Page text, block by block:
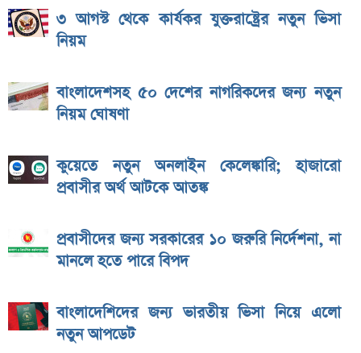
৩ আগস্ট থেকে কার্যকর যুক্তরাষ্ট্রের নতুন ভিসা
নিয়ম
বাংলাদেশসহ ৫০ দেশের নাগরিকদের জন্য নতুন
নিয়ম ঘোষণা
কুয়েতে নতুন অনলাইন কেলেঙ্কারি; হাজারো
প্রবাসীর অর্থ আটকে আতঙ্ক
প্রবাসীদের জন্য সরকারের ১০ জরুরি নির্দেশনা, না
মানলে হতে পারে বিপদ
বাংলাদেশিদের জন্য ভারতীয় ভিসা নিয়ে এলো
নতুন আপডেট